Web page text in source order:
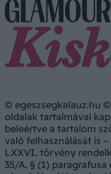
© egeszsegkalauz.hu
oldalak tartalmával
beleértve a tartalom
való felhasználását is
LXXVI. törvény
35/A. § (1)